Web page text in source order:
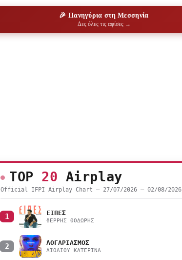
🎉 Πανηγύρια στη Μεσσηνία
Δες όλες τις αφίσες →
TOP 20 Airplay
Official IFPI Airplay Chart — 27/07/2026 – 02/08/2026
1 ΕΙΠΕΣ
ΦΕΡΡΗΣ ΘΟΔΩΡΗΣ
2 ΛΟΓΑΡΙΑΣΜΟΣ
ΛΙΟΛΙΟΥ ΚΑΤΕΡΙΝΑ